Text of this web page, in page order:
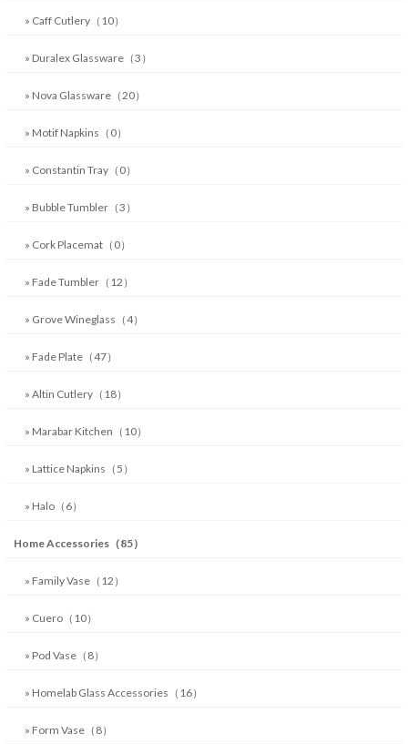
» Caff Cutlery（10）
» Duralex Glassware（3）
» Nova Glassware（20）
» Motif Napkins（0）
» Constantin Tray（0）
» Bubble Tumbler（3）
» Cork Placemat（0）
» Fade Tumbler（12）
» Grove Wineglass（4）
» Fade Plate（47）
» Altin Cutlery（18）
» Marabar Kitchen（10）
» Lattice Napkins（5）
» Halo（6）
Home Accessories（85）
» Family Vase（12）
» Cuero（10）
» Pod Vase（8）
» Homelab Glass Accessories（16）
» Form Vase（8）